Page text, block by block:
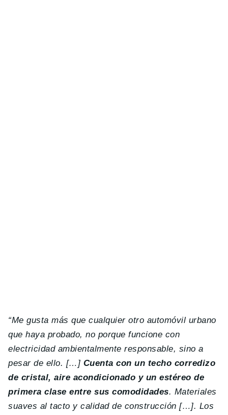
“Me gusta más que cualquier otro automóvil urbano
que haya probado, no porque funcione con
electricidad ambientalmente responsable, sino a
pesar de ello. […] Cuenta con un techo corredizo
de cristal, aire acondicionado y un estéreo de
primera clase entre sus comodidades. Materiales
suaves al tacto y calidad de construcción […]. Los